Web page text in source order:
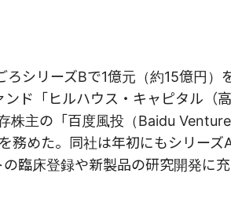
シリーズBで1億元（約15億円）
ド「ヒルハウス・キャピタル（
株主の「百度風投（Baidu
務めた。同社は年初にもシリーズ
臨床登録や新製品の研究開発に